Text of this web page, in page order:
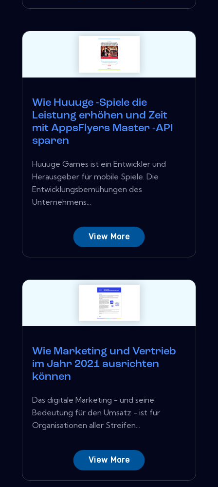
Wie Huuuge -Spiele die
Leistung erhöhen und Zeit
mit AppsFlyers Master -API
sparen
Huuuge Games ist ein Entwickler und
Herausgeber für mobile Spiele. Die
Entwicklungsbemühungen des
Unternehmens...
View More
Wie Marketing und Vertrieb
im Jahr 2021 ausrichten
können
Das digitale Marketing - und seine
Bedeutung für den Umsatz - ist für
Organisationen aller Streifen...
View More